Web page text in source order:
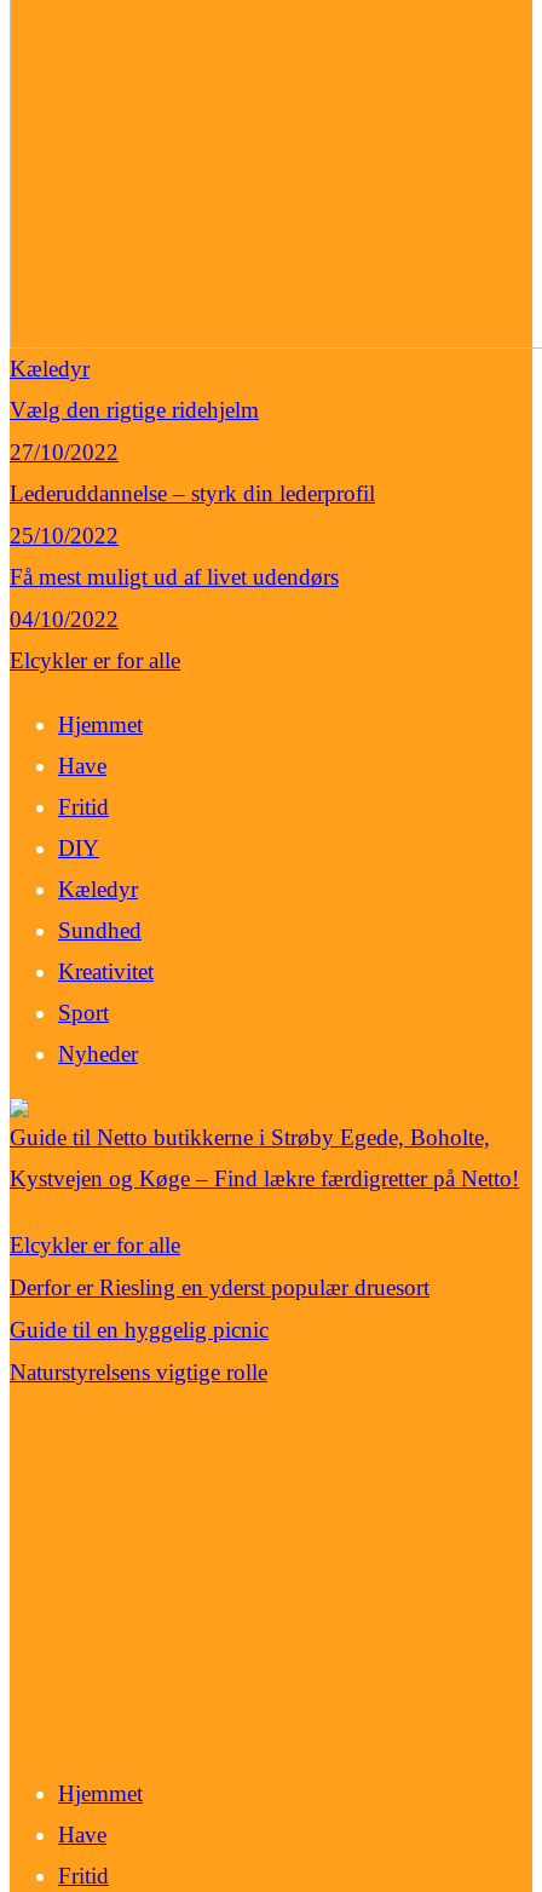
Kæledyr
Vælg den rigtige ridehjelm
27/10/2022
Lederuddannelse – styrk din lederprofil
25/10/2022
Få mest muligt ud af livet udendørs
04/10/2022
Elcykler er for alle
Hjemmet
Have
Fritid
DIY
Kæledyr
Sundhed
Kreativitet
Sport
Nyheder
Guide til Netto butikkerne i Strøby Egede, Boholte,
Kystvejen og Køge – Find lækre færdigretter på Netto!
Elcykler er for alle
Derfor er Riesling en yderst populær druesort
Guide til en hyggelig picnic
Naturstyrelsens vigtige rolle
Hjemmet
Have
Fritid